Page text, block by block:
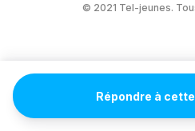
Répondre à
© 2021 Tel-jeunes.